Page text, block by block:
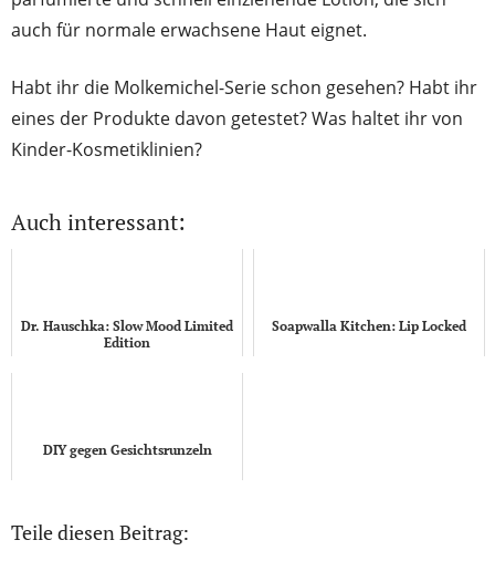
auch für normale erwachsene Haut eignet.
Habt ihr die Molkemichel-Serie schon gesehen? Habt ihr
eines der Produkte davon getestet? Was haltet ihr von
Kinder-Kosmetiklinien?
Auch interessant:
Dr. Hauschka: Slow Mood Limited
Edition
Soapwalla Kitchen: Lip Locked
DIY gegen Gesichtsrunzeln
Teile diesen Beitrag: